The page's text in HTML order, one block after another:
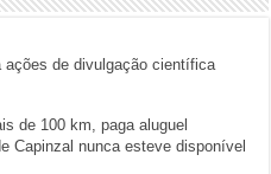
ações de divulgação científica
de 100 km, paga aluguel
Capinzal nunca esteve disponível